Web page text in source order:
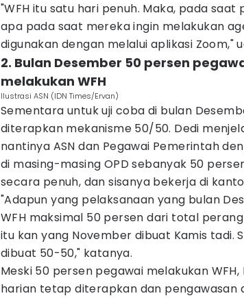
"WFH itu satu hari penuh. Maka, pada
apa pada saat mereka ingin melakukan
digunakan dengan melalui aplikasi Zoom,"
2. Bulan Desember 50 persen
melakukan WFH
Ilustrasi ASN (IDN Times/Ervan)
Sementara untuk uji coba di bulan
diterapkan mekanisme 50/50. Dedi
nantinya ASN dan Pegawai Pemerintah
di masing-masing OPD sebanyak 50
secara penuh, dan sisanya bekerja di
"Adapun yang pelaksanaan yang bulan
WFH maksimal 50 persen dari total
itu kan yang November dibuat Kamis tadi.
dibuat 50-50," katanya.
Meski 50 persen pegawai melakukan
harian tetap diterapkan dan pengawasan